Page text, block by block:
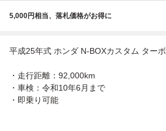
5,000円相当、落札価格がお得に
平成25年式 ホンダ N-BOXカスタム ター
・走行距離：92,000km
・車検：令和10年6月まで
・即乗り可能